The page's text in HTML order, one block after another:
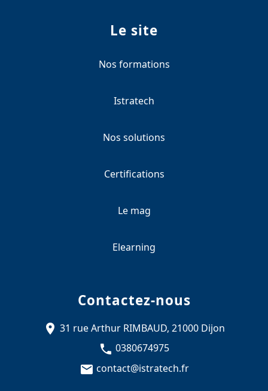
Le site
Nos formations
Istratech
Nos solutions
Certifications
Le mag
Elearning
Contactez-nous
31 rue Arthur RIMBAUD, 21000 Dijon
0380674975
contact@istratech.fr